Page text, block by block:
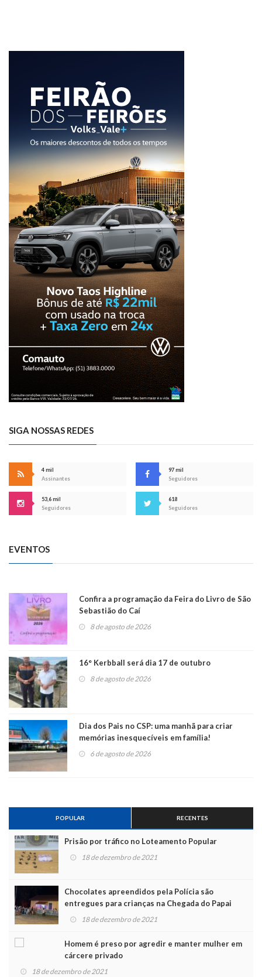
SIGA NOSSAS REDES
4 mil
Assinantes
97 mil
Seguidores
53,6 mil
Seguidores
618
Seguidores
EVENTOS
Confira a programação da Feira do Livro de São
Sebastião do Caí
8 de agosto de 2026
16° Kerbball será dia 17 de outubro
8 de agosto de 2026
Dia dos Pais no CSP: uma manhã para criar
memórias inesquecíveis em família!
6 de agosto de 2026
POPULAR RECENTES
Prisão por tráfico no Loteamento Popular
18 de dezembro de 2021
Chocolates apreendidos pela Polícia são
entregues para crianças na Chegada do Papai
Noel 18 de dezembro de 2021
Homem é preso por agredir e manter mulher em
cárcere privado
18 de dezembro de 2021